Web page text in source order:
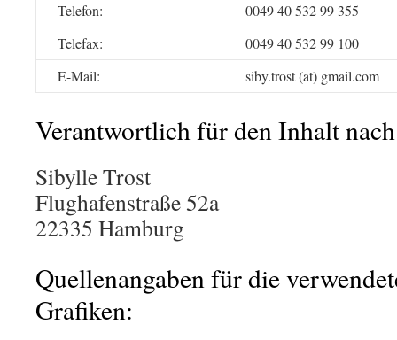
Telefon:
0049 40 532 99 355
Telefax:
0049 40 532 99 100
E-Mail:
siby.trost (at) gmail.com
Verantwortlich für den Inhalt
Sibylle Trost
Flughafenstraße 52a
22335 Hamburg
Quellenangaben für die
Grafiken: